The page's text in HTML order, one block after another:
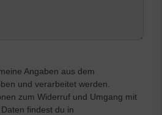
Angaben aus dem
und verarbeitet werden.
zum Widerruf und Umgang mit
findest du in